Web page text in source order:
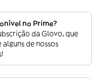
no Prime?
da Glovo, que
de nossos